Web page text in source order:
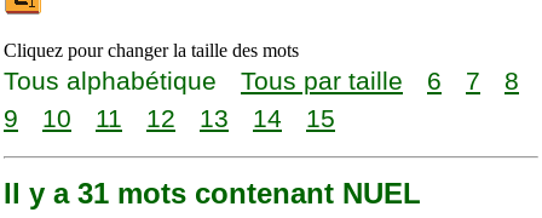
Cliquez pour changer la taille des mots
Tous alphabétique Tous par taille 6 7
8
9
10 11 12 13 14 15
Il y a 31 mots contenant NUEL